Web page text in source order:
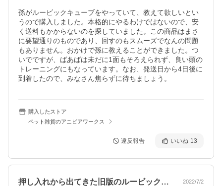
孫がルービックキューブをやっていて、教えて欲しいとい
うので購入しました。本格的にやるわけではないので、安
く送料もかからないのを探していました。この商品はまさ
に要望通りのものであり、回すのもスムーズでなんの問題
もありません。おかけで孫に教えることができました。つ
いでですが、ばあばは未だに1面もそろえられず、良い頭の
トレーニングにもなっています。なお、発送日から4日後に
到着したので、みなさん焦らずに待ちましょう。
購入したストア
ペット雑貨のアニビアワークス
違反報告 いいね 13
押し入れから出てきた旧版のルービックキ… 2022/7/2